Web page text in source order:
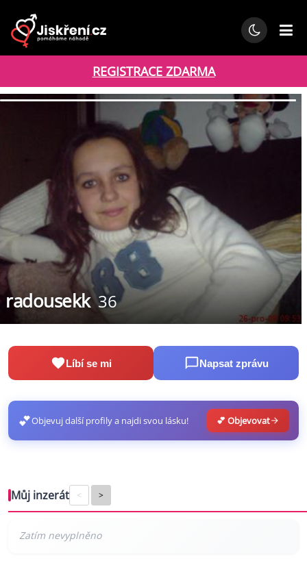
REGISTRACE ZDARMA
radousekk 36
Líbí se mi Napsat zprávu
💕Objevuj další profily a najdi svou lásku! 💕 Objevovat
Můj inzerát < >